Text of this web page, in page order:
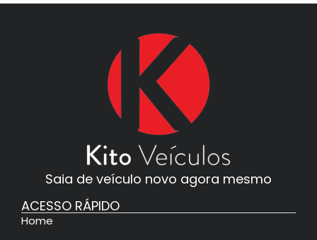
Saia de veículo novo agora mesmo
ACESSO RÁPIDO
Home